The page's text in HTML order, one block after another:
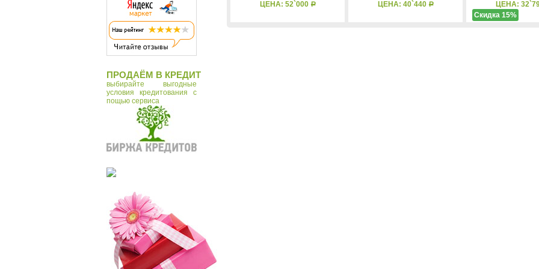
ПРОДАЁМ В КРЕДИТ
выбирайте выгодные
условия кредитования с
пощью сервиса
ЦЕНА: 52`000 Р ЦЕНА: 40`440 Р ЦЕНА:
Скидка 15%